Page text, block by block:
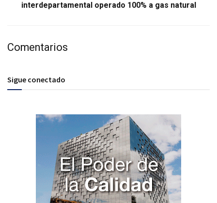
interdepartamental operado 100% a gas natural
Comentarios
Sigue conectado